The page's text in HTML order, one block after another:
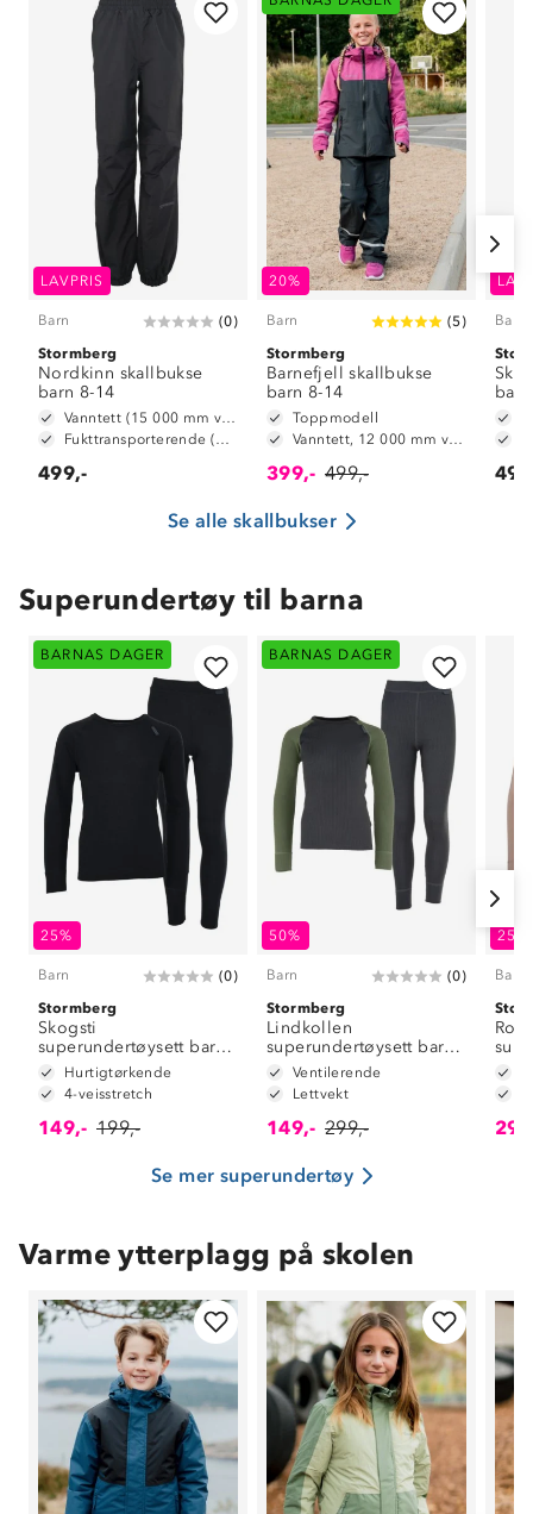
LAVPRIS
Barn (0)
Stormberg
Nordkinn skallbukse
barn 8-14
Vanntett (15 000 mm vannsøyle)
Fukttransporterende (5 000 g/m2/24t)
499,-
20%
Barn (5)
Stormberg
Barnefjell skallbukse
barn 8-14
Toppmodell
Vanntett, 12 000 mm vannsøyle
399,- 499,-
Barn
Se alle skallbukser
Superundertøy til barna
BARNAS DAGER
25%
Barn (0)
Stormberg
Skogsti
superundertøysett barn
8-14Hurtigtørkende
4-veisstretch
149,- 199,-
BARNAS DAGER
50%
Barn (0)
Stormberg
Lindkollen
superundertøysett barn
8-14Ventilerende
Lettvekt
149,- 299,-
25%
Barn
8-14
Se mer superundertøy
Varme ytterplagg på skolen